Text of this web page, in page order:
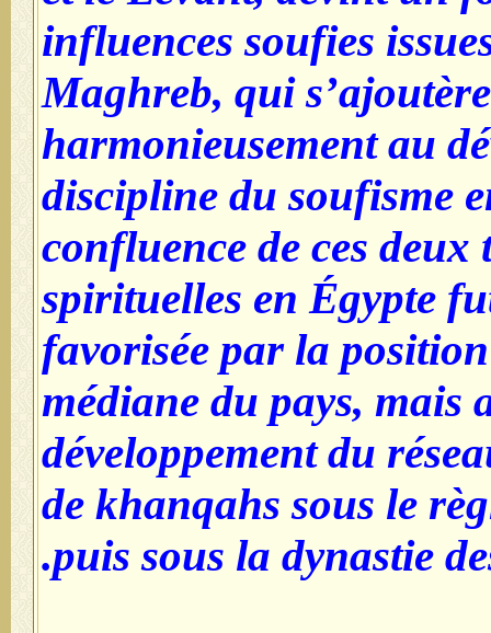
influences soufies
Maghreb, qui
harmonieusement au
discipline du soufisme
confluence de ces deux
spirituelles en Égypte
favorisée par la
médiane du pays, mais
développement du
de khanqahs sous le
puis sous la dynastie